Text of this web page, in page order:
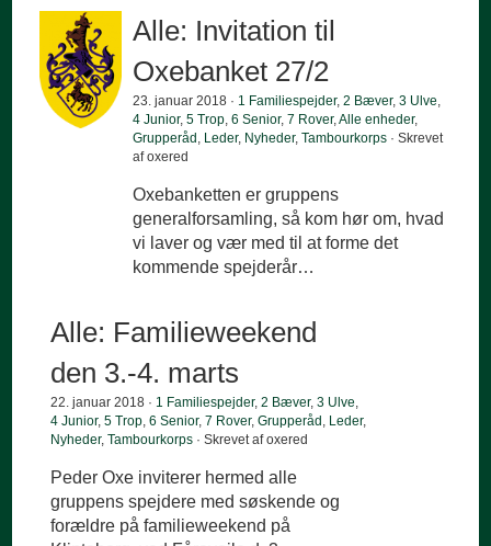
Alle: Invitation til
Oxebanket 27/2
23. januar 2018 · 1 Familiespejder,2 Bæver,3 Ulve,
4 Junior,5 Trop,6 Senior,7 Rover,Alle enheder,
Grupperåd , Leder, Nyheder,Tambourkorps · Skrevet
af oxered
Oxebanketten er gruppens
generalforsamling, så kom hør om, hvad
vi laver og vær med til at forme det
kommende spejderår…
Alle: Familieweekend
den 3.-4. marts
22. januar 2018 · 1 Familiespejder,2 Bæver,3 Ulve,
4 Junior,5 Trop,6 Senior,7 Rover,Grupperåd , Leder,
Nyheder,Tambourkorps · Skrevet af oxered
Peder Oxe inviterer hermed alle
gruppens spejdere med søskende og
forældre på familieweekend på